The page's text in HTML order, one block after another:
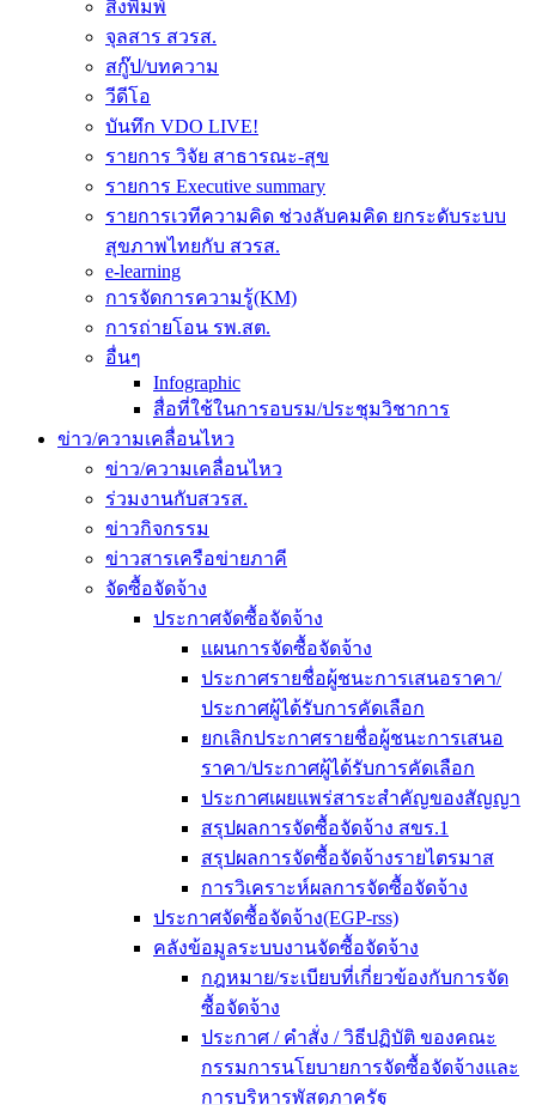
สิ่งพิมพ์
จุลสาร สวรส.
สกู๊ป/บทความ
วีดีโอ
บันทึก VDO LIVE!
รายการ วิจัย สาธารณะ-สุข
รายการ Executive summary
รายการเวทีความคิด ช่วงลับคมคิด ยกระดับระบบ
สุขภาพไทยกับ สวรส.
e-learning
การจัดการความรู้(KM)
การถ่ายโอน รพ.สต.
อื่นๆ
Infographic
สื่อที่ใช้ในการอบรม/ประชุมวิชาการ
ข่าว/ความเคลื่อนไหว
ข่าว/ความเคลื่อนไหว
ร่วมงานกับสวรส.
ข่าวกิจกรรม
ข่าวสารเครือข่ายภาคี
จัดซื้อจัดจ้าง
ประกาศจัดซื้อจัดจ้าง
แผนการจัดซื้อจัดจ้าง
ประกาศรายชื่อผู้ชนะการเสนอราคา/
ประกาศผู้ได้รับการคัดเลือก
ยกเลิกประกาศรายชื่อผู้ชนะการเสนอ
ราคา/ประกาศผู้ได้รับการคัดเลือก
ประกาศเผยแพร่สาระสำคัญของสัญญา
สรุปผลการจัดซื้อจัดจ้าง สขร.1
สรุปผลการจัดซื้อจัดจ้างรายไตรมาส
การวิเคราะห์ผลการจัดซื้อจัดจ้าง
ประกาศจัดซื้อจัดจ้าง(EGP-rss)
คลังข้อมูลระบบงานจัดซื้อจัดจ้าง
กฎหมาย/ระเบียบที่เกี่ยวข้องกับการจัด
ซื้อจัดจ้าง
ประกาศ / คำสั่ง / วิธีปฏิบัติ ของคณะ
กรรมการนโยบายการจัดซื้อจัดจ้างและ
การบริหารพัสดุภาครัฐ